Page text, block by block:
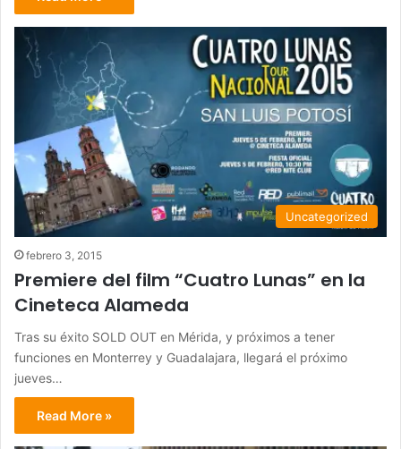
Uncategorized
febrero 3, 2015
Premiere del film “Cuatro Lunas” en la
Cineteca Alameda
Tras su éxito SOLD OUT en Mérida, y próximos a tener
funciones en Monterrey y Guadalajara, llegará el próximo
jueves…
Read More »